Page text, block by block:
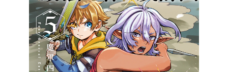
オーバーラップノベルス
オーバーラップノベルスf